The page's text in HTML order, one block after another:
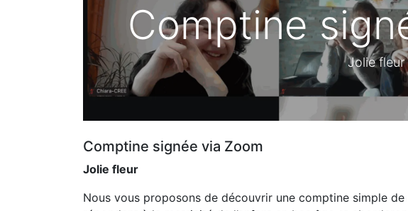
Comptine
Jolie fleur
Comptine signée via Zoom
Jolie fleur
Nous vous proposons de découvrir une comptine simple